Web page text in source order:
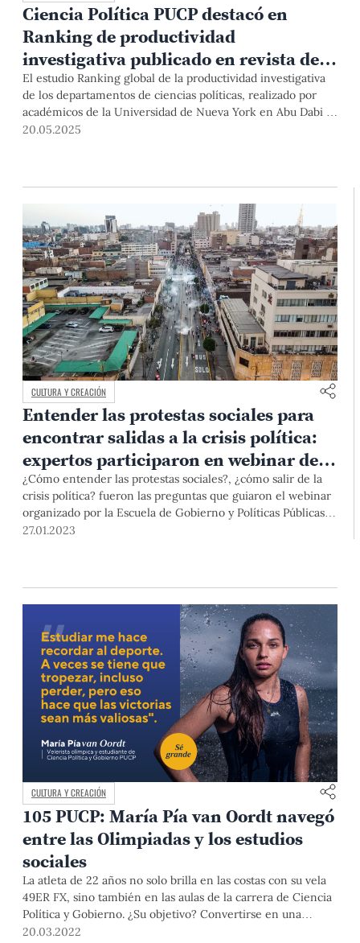
Ciencia Política PUCP destacó en
Ranking de productividad
investigativa publicado en revista de
Cambridge University Press
El estudio Ranking global de la productividad investigativa
de los departamentos de ciencias políticas, realizado por
académicos de la Universidad de Nueva York en Abu Dabi y
publicado por Cambridge University Press, destacó el nivel
20.05.2025
CULTURA Y CREACIÓN
Entender las protestas sociales para
encontrar salidas a la crisis política:
expertos participaron en webinar de la
Escuela de Gobierno y Políticas
Públicas PUCP
¿Cómo entender las protestas sociales?, ¿cómo salir de la
crisis política? fueron las preguntas que guiaron el webinar
organizado por la Escuela de Gobierno y Políticas Públicas
para analizar la coyuntura, y ensayar una posible salida a la
27.01.2023
CULTURA Y CREACIÓN
105 PUCP: María Pía van Oordt navegó
entre las Olimpiadas y los estudios
sociales
La atleta de 22 años no solo brilla en las costas con su vela
49ER FX, sino también en las aulas de la carrera de Ciencia
Política y Gobierno. ¿Su objetivo? Convertirse en una
referente peruana a nivel deportivo y profesional.
20.03.2022